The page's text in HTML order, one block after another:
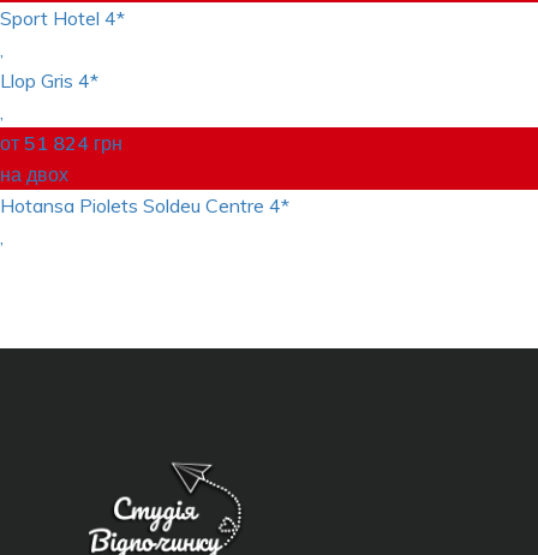
Sport Hotel 4*
,
Llop Gris 4*
,
от 51 824 грн
на двох
Hotansa Piolets Soldeu Centre 4*
,